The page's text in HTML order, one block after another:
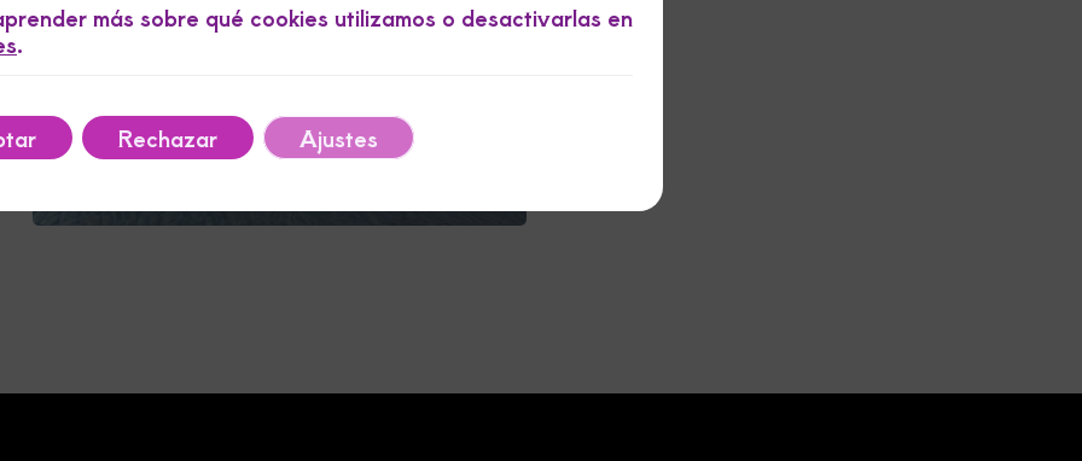
más sobre qué cookies utilizamos o desactivarlas en
.
Rechazar Ajustes